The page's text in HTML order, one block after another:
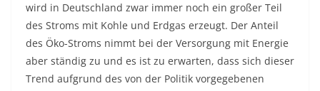
wird in Deutschland zwar immer noch ein großer Teil
des Stroms mit Kohle und Erdgas erzeugt. Der Anteil
des Öko-Stroms nimmt bei der Versorgung mit Energie
aber ständig zu und es ist zu erwarten, dass sich dieser
Trend aufgrund des von der Politik vorgegebenen